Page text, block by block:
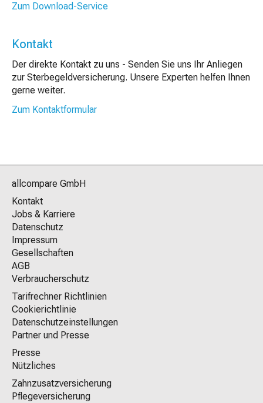
Zum Download-Service
Kontakt
Der direkte Kontakt zu uns - Senden Sie uns Ihr Anliegen
zur Sterbegeldversicherung. Unsere Experten helfen Ihnen
gerne weiter.
Zum Kontaktformular
allcompare GmbH
Kontakt
Jobs & Karriere
Datenschutz
Impressum
Gesellschaften
AGB
Verbraucherschutz
Tarifrechner Richtlinien
Cookierichtlinie
Datenschutzeinstellungen
Partner und Presse
Presse
Nützliches
Zahnzusatzversicherung
Pflegeversicherung